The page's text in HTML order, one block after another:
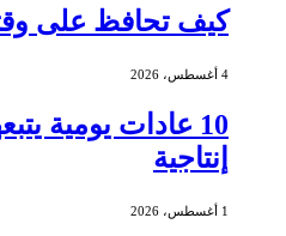
كيف تحافظ على
4 أغسطس، 2026
10 عادات يومية
إنتاجية
1 أغسطس، 2026